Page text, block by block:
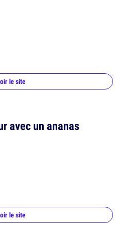
le site
avec un ananas
le site